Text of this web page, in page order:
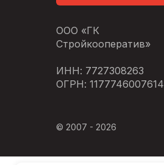
© 2007 - 2026
ООО «ГК
Стройкооператив»
ИНН: 7727308263
ОГРН: 1177746007614